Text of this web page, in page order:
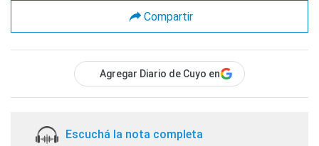
Compartir
Agregar Diario de Cuyo en
Escuchá la nota completa